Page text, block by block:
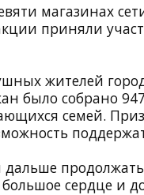
магазинах
приняли
жителей
было собрано
семей.
сердце и